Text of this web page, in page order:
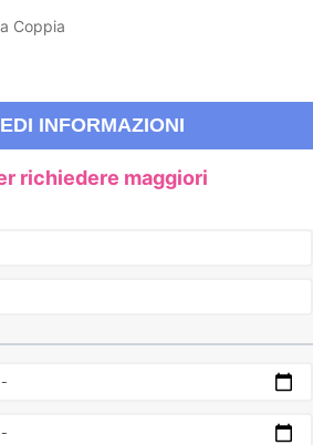
a Coppia
INFORMAZIONI
richiedere maggiori